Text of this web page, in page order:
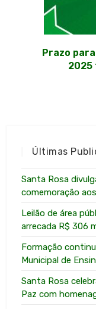
Prazo
2025
Últimas
Santa Rosa
comemoração
Leilão de área
arrecada R$ 306
Formação
Municipal de
Santa Rosa
Paz com